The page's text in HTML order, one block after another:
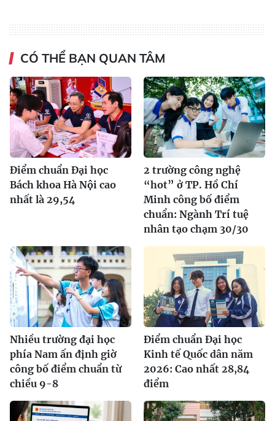
CÓ THỂ BẠN QUAN TÂM
Điểm chuẩn Đại học
Bách khoa Hà Nội cao
nhất là 29,54
2 trường công nghệ
“hot” ở TP. Hồ Chí
Minh công bố điểm
chuẩn: Ngành Trí tuệ
nhân tạo chạm 30/30
Nhiều trường đại học
phía Nam ấn định giờ
công bố điểm chuẩn từ
chiều 9-8
Điểm chuẩn Đại học
Kinh tế Quốc dân năm
2026: Cao nhất 28,84
điểm